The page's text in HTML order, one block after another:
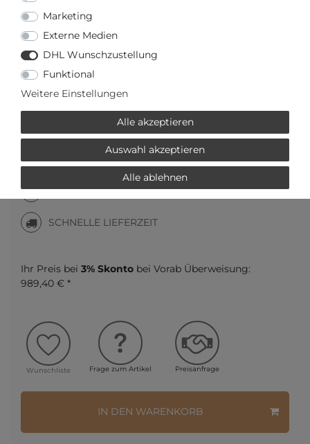
Versandfertig in 2-3 Werktagen
AUTORISIERTER HÄNDLER
SCHNELLE LIEFERZEIT
Ihr Preis bei 3% Skonto bei Vorab Überweisung:
989,40 € *
Wunschliste Frage zum Artikel Preisanfrage
IN DEN WARENKORB
Marketing
Externe Medien
DHL Wunschzustellung
Funktional
Weitere Einstellungen
Alle akzeptieren
Auswahl akzeptieren
Alle ablehnen